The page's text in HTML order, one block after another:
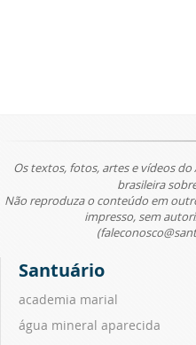
Os textos, fotos, artes e vídeos
brasileira
Não reproduza o conteúdo em
impresso, sem
Santuário
academia marial
água mineral aparecida